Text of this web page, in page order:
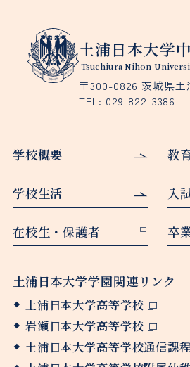
土浦日本大学
Tsuchiura Nihon
〒300-0826 茨城県
TEL: 029-822-3386
学校概要 教
学校生活 入
在校生・保護者 卒
土浦日本大学学園関連リンク
土浦日本大学高等学校
岩瀬日本大学高等学校
土浦日本大学高等学校通信課程